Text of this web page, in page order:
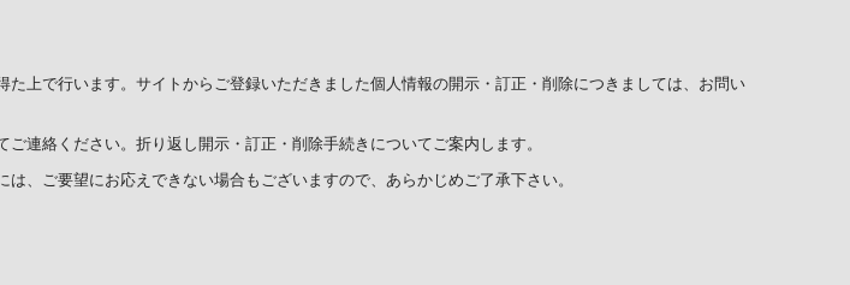
上で行います。サイトからご登録いただきました個人情報の開示・訂正・削除につきましては、お問い
連絡ください。折り返し開示・訂正・削除手続きについてご案内します。
、ご要望にお応えできない場合もございますので、あらかじめご了承下さい。